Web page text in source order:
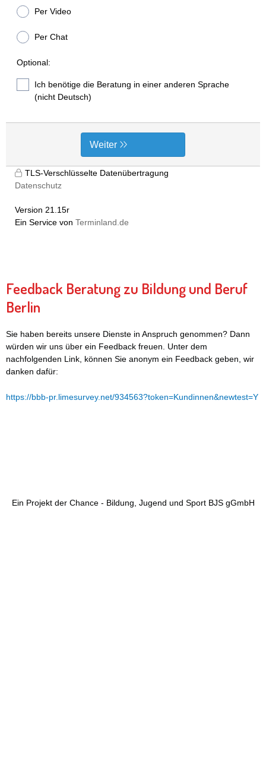
Feedback Beratung zu Bildung und Beruf
Berlin
Sie haben bereits unsere Dienste in Anspruch genommen? Dann
würden wir uns über ein Feedback freuen. Unter dem
nachfolgenden Link, können Sie anonym ein Feedback geben, wir
danken dafür:
https://bbb-pr.limesurvey.net/934563?token=Kundinnen&newtest=Y
Ein Projekt der Chance - Bildung, Jugend und Sport BJS gGmbH